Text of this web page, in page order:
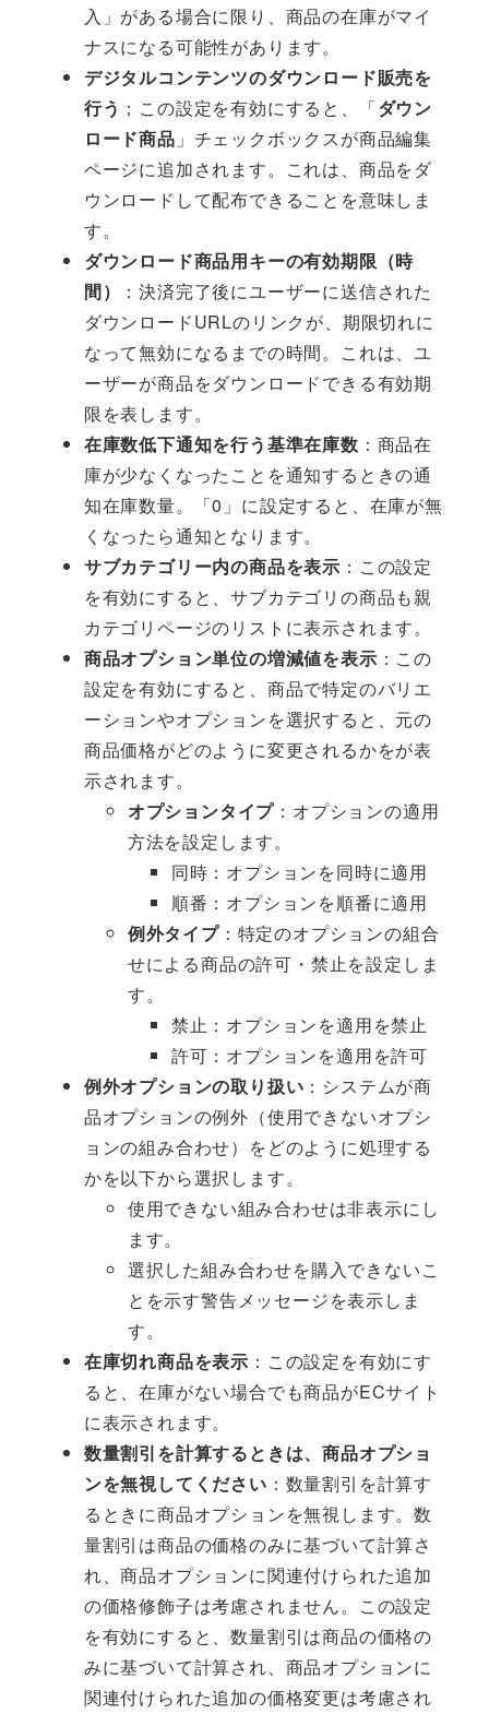
入」がある場合に限り、商品の在庫がマイ
ナスになる可能性があります。
デジタルコンテンツのダウンロード販売を
行う ；この設定を有効にすると、「ダウン
ロード商品 」チェックボックスが商品編集
ページに追加されます。これは、商品をダ
ウンロードして配布できることを意味しま
す。
ダウンロード商品用キーの有効期限（時
間）
：決済完了後にユーザーに送信された
ダウンロードURLのリンクが、期限切れに
なって無効になるまでの時間。これは、ユ
ーザーが商品をダウンロードできる有効期
限を表します。
在庫数低下通知を行う基準在庫数 ：商品在
庫が少なくなったことを通知するときの通
知在庫数量。「0」に設定すると、在庫が無
くなったら通知となります。
サブカテゴリー内の商品を表示 ：この設定
を有効にすると、サブカテゴリの商品も親
カテゴリページのリストに表示されます。
商品オプション単位の増減値を表示 ：この
設定を有効にすると、商品で特定のバリエ
ーションやオプションを選択すると、元の
商品価格がどのように変更されるかをが表
示されます。
オプションタイプ ：オプションの適用
方法を設定します。
同時：オプションを同時に適用
順番：オプションを順番に適用
例外タイプ：特定のオプションの組合
せによる商品の許可・禁止を設定しま
す。
禁止：オプションを適用を禁止
許可：オプションを適用を許可
例外オプションの取り扱い ：システムが商
品オプションの例外（使用できないオプシ
ョンの組み合わせ）をどのように処理する
かを以下から選択します。
使用できない組み合わせは非表示にし
ます。
選択した組み合わせを購入できないこ
とを示す警告メッセージを表示しま
す。
在庫切れ商品を表示 ：この設定を有効にす
ると、在庫がない場合でも商品がECサイト
に表示されます。
数量割引を計算するときは、商品オプショ
ンを無視してください ：数量割引を計算す
るときに商品オプションを無視します。数
量割引は商品の価格のみに基づいて計算さ
れ、商品オプションに関連付けられた追加
の価格修飾子は考慮されません。この設定
を有効にすると、数量割引は商品の価格の
みに基づいて計算され、商品オプションに
関連付けられた追加の価格変更は考慮され